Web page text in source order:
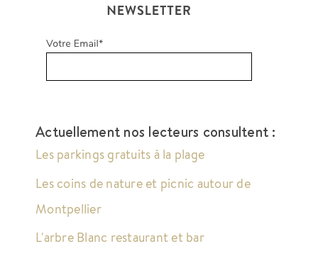
Actuellement nos lecteurs consultent :
Les parkings gratuits à la plage
Les coins de nature et picnic autour de
Montpellier
L'arbre Blanc restaurant et bar